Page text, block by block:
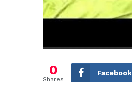
0
Shares
Facebook